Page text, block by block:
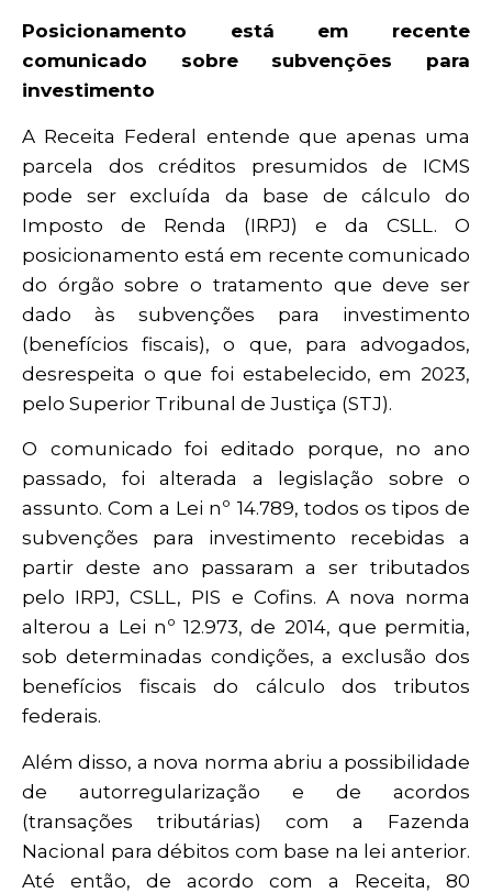
Posicionamento está em recente
comunicado sobre subvenções para
investimento
A Receita Federal entende que apenas uma
parcela dos créditos presumidos de ICMS
pode ser excluída da base de cálculo do
Imposto de Renda (IRPJ) e da CSLL. O
posicionamento está em recente comunicado
do órgão sobre o tratamento que deve ser
dado às subvenções para investimento
(benefícios fiscais), o que, para advogados,
desrespeita o que foi estabelecido, em 2023,
pelo Superior Tribunal de Justiça (STJ).
O comunicado foi editado porque, no ano
passado, foi alterada a legislação sobre o
assunto. Com a Lei nº 14.789, todos os tipos de
subvenções para investimento recebidas a
partir deste ano passaram a ser tributados
pelo IRPJ, CSLL, PIS e Cofins. A nova norma
alterou a Lei nº 12.973, de 2014, que permitia,
sob determinadas condições, a exclusão dos
benefícios fiscais do cálculo dos tributos
federais.
Além disso, a nova norma abriu a possibilidade
de autorregularização e de acordos
(transações tributárias) com a Fazenda
Nacional para débitos com base na lei anterior.
Até então, de acordo com a Receita, 80